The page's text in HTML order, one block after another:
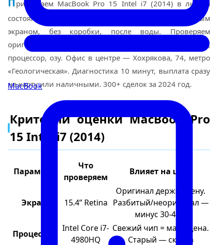
MacBook
ринимаем MacBook Pro 15 Intel i7 (2014) в любом
состоянии: новые, б/у, с убитой батареей, разбитым
экраном, без коробки, после воды. Проверяем
оригинальность по серийнику, тестируем экран,
процессор, озу. Офис в центре — Хохрякова, 74, метро
«Геологическая». Диагностика 10 минут, выплата сразу
на карту или наличными. 300+ сделок за 2024 год.
Критерии оценки MacBook Pro
15 Intel i7 (2014)
Параметр
Что
проверяем
Влияет на цену
Экран 15.4” Retina
Оригинал держит цену.
Разбитый/неоригинал —
минус 30-40%
Процессор
Intel Core i7-
4980HQ
Свежий чип = макс. цена.
Старый — скидка